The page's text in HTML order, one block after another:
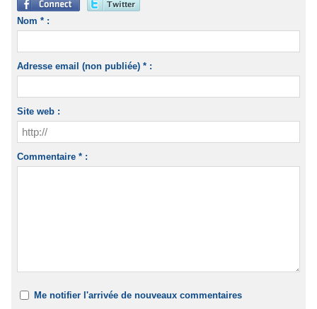
Nom * :
Adresse email (non publiée) * :
Site web :
Commentaire * :
Me notifier l'arrivée de nouveaux commentaires